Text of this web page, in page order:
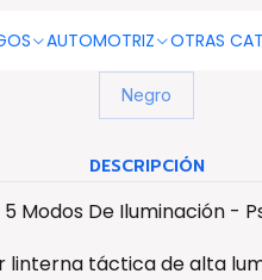
AUTOMOTRIZ OTRAS
Blanco
Negro
DESCRIPCIÓN
Modos De Iluminación -
linterna táctica de alta